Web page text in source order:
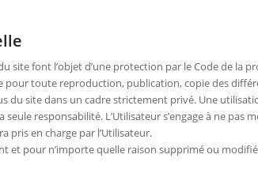
site font l’objet d’une protection par le Code de la
pour toute reproduction, publication, copie des
du site dans un cadre strictement privé. Une
seule responsabilité. L’Utilisateur s’engage à ne
pris en charge par l’Utilisateur.
et pour n’importe quelle raison supprimé ou